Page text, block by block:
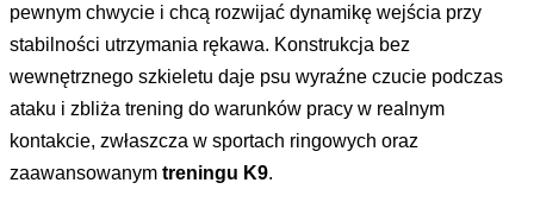
pewnym chwycie i chcą rozwijać dynamikę wejścia przy
stabilności utrzymania rękawa. Konstrukcja bez
wewnętrznego szkieletu daje psu wyraźne czucie podczas
ataku i zbliża trening do warunków pracy w realnym
kontakcie, zwłaszcza w sportach ringowych oraz
zaawansowanym treningu K9.